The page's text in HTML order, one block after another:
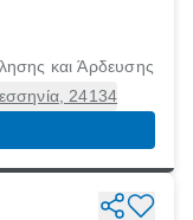
και Άρδευσης
24134